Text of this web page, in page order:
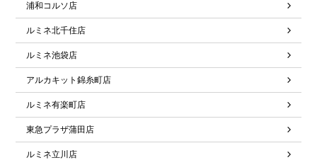
浦和コルソ店
ルミネ北千住店
ルミネ池袋店
アルカキット錦糸町店
ルミネ有楽町店
東急プラザ蒲田店
ルミネ立川店